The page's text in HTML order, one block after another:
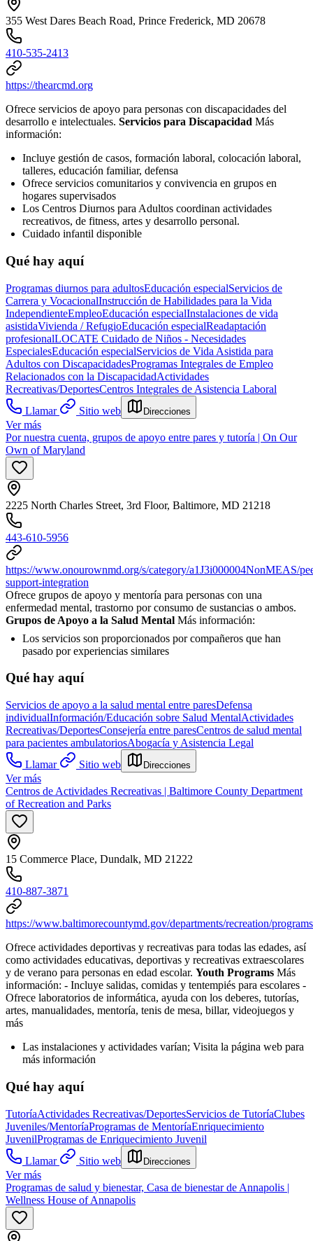
355 West Dares Beach Road, Prince Frederick, MD 20678
410-535-2413
https://thearcmd.org
Ofrece servicios de apoyo para personas con discapacidades del
desarrollo e intelectuales. Servicios para Discapacidad Más
información:
Incluye gestión de casos, formación laboral, colocación laboral,
talleres, educación familiar, defensa
Ofrece servicios comunitarios y convivencia en grupos en
hogares supervisados
Los Centros Diurnos para Adultos coordinan actividades
recreativos, de fitness, artes y desarrollo personal.
Cuidado infantil disponible
Qué hay aquí
Programas diurnos para adultosEducación especialServicios de
Carrera y VocacionalInstrucción de Habilidades para la Vida
IndependienteEmpleoEducación especialInstalaciones de vida
asistidaVivienda / RefugioEducación especialReadaptación
profesionalLOCATE Cuidado de Niños - Necesidades
EspecialesEducación especialServicios de Vida Asistida para
Adultos con DiscapacidadesProgramas Integrales de Empleo
Relacionados con la DiscapacidadActividades
Recreativas/DeportesCentros Integrales de Asistencia Laboral
Llamar
Sitio web Direcciones
Ver más
Por nuestra cuenta, grupos de apoyo entre pares y tutoría | On Our
Own of Maryland
2225 North Charles Street, 3rd Floor, Baltimore, MD 21218
443-610-5956
https://www.onourownmd.org/s/category/a1J3i000004NonMEAS/
support-integration
Ofrece grupos de apoyo y mentoría para personas con una
enfermedad mental, trastorno por consumo de sustancias o ambos.
Grupos de Apoyo a la Salud Mental Más información:
Los servicios son proporcionados por compañeros que han
pasado por experiencias similares
Qué hay aquí
Servicios de apoyo a la salud mental entre paresDefensa
individualInformación/Educación sobre Salud MentalActividades
Recreativas/DeportesConsejería entre paresCentros de salud mental
para pacientes ambulatoriosAbogacía y Asistencia Legal
Llamar
Sitio web Direcciones
Ver más
Centros de Actividades Recreativas | Baltimore County Department
of Recreation and Parks
15 Commerce Place, Dundalk, MD 21222
410-887-3871
https://www.baltimorecountymd.gov/departments/recreation/
Ofrece actividades deportivas y recreativas para todas las edades, así
como actividades educativas, deportivas y recreativas extraescolares
y de verano para personas en edad escolar. Youth Programs Más
información: - Incluye salidas, comidas y tentempiés para escolares -
Ofrece laboratorios de informática, ayuda con los deberes, tutorías,
artes, manualidades, mentoría, tenis de mesa, billar, videojuegos y
más
Las instalaciones y actividades varían; Visita la página web para
más información
Qué hay aquí
TutoríaActividades Recreativas/DeportesServicios de TutoríaClubes
Juveniles/MentoríaProgramas de MentoríaEnriquecimiento
JuvenilProgramas de Enriquecimiento Juvenil
Llamar
Sitio web Direcciones
Ver más
Programas de salud y bienestar, Casa de bienestar de Annapolis |
Wellness House of Annapolis